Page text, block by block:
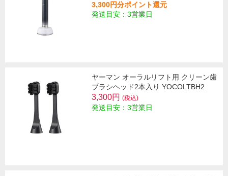
3,300円分ポイント還元
発送目安：3営業日
ヤーマン オーラルリフト用 クリーン歯
ブラシヘッド2本入り YOCOLTBH2
3,300円 (税込)
発送目安：3営業日